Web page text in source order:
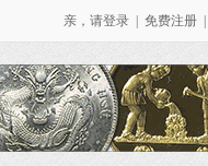
亲，请登录 免费注册